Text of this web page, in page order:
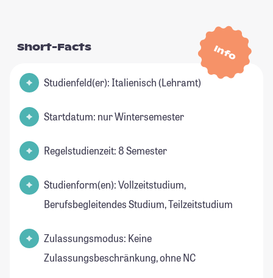
Info
Short-Facts
Studienfeld(er): Italienisch (Lehramt)
Startdatum: nur Wintersemester
Regelstudienzeit: 8 Semester
Studienform(en): Vollzeitstudium,
Berufsbegleitendes Studium, Teilzeitstudium
Zulassungsmodus: Keine
Zulassungsbeschränkung, ohne NC